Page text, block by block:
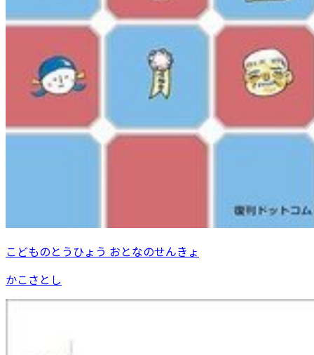
こどものとうひょう おとなのせんきょ
かこさとし